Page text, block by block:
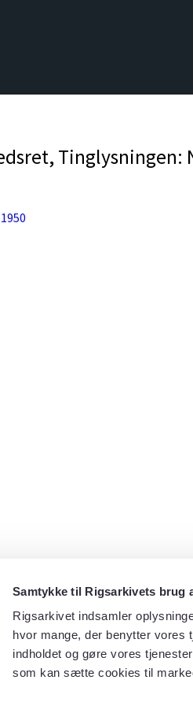
Samtykke til Rigsarkivets brug
Rigsarkivet indsamler
hvor mange, der benytter vores
indholdet og gøre vores
som kan sætte cookies til